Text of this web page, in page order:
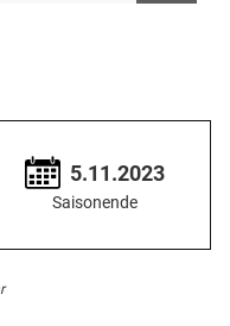
5.11.2023
Saisonende